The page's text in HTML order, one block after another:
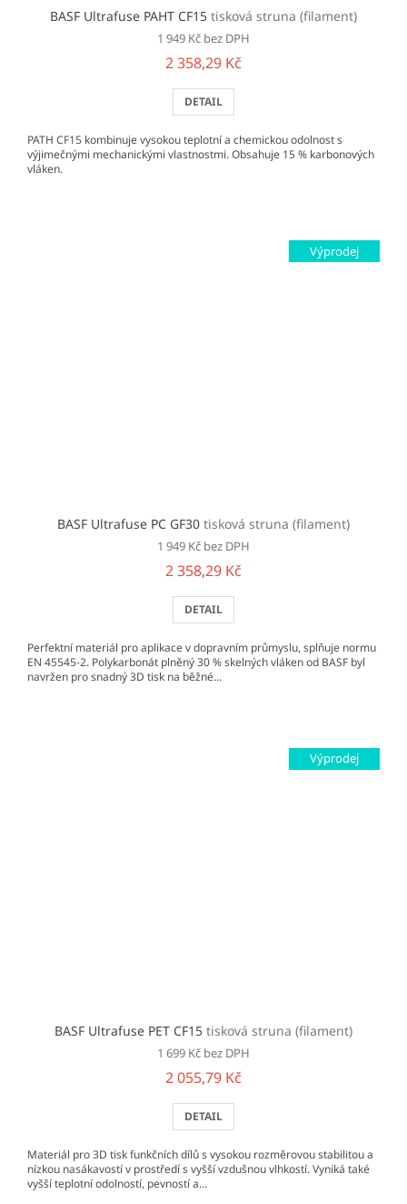
BASF Ultrafuse PAHT CF15 tisková struna (filament)
1 949 Kč bez DPH
2 358,29 Kč
DETAIL
PATH CF15 kombinuje vysokou teplotní a chemickou odolnost s
výjimečnými mechanickými vlastnostmi. Obsahuje 15 % karbonových
vláken.
Výprodej
BASF Ultrafuse PC GF30 tisková struna (filament)
1 949 Kč bez DPH
2 358,29 Kč
DETAIL
Perfektní materiál pro aplikace v dopravním průmyslu, splňuje normu
EN 45545-2. Polykarbonát plněný 30 % skelných vláken od BASF byl
navržen pro snadný 3D tisk na běžné...
Výprodej
BASF Ultrafuse PET CF15 tisková struna (filament)
1 699 Kč bez DPH
2 055,79 Kč
DETAIL
Materiál pro 3D tisk funkčních dílů s vysokou rozměrovou stabilitou a
nízkou nasákavostí v prostředí s vyšší vzdušnou vlhkostí. Vyniká také
vyšší teplotní odolností, pevností a...